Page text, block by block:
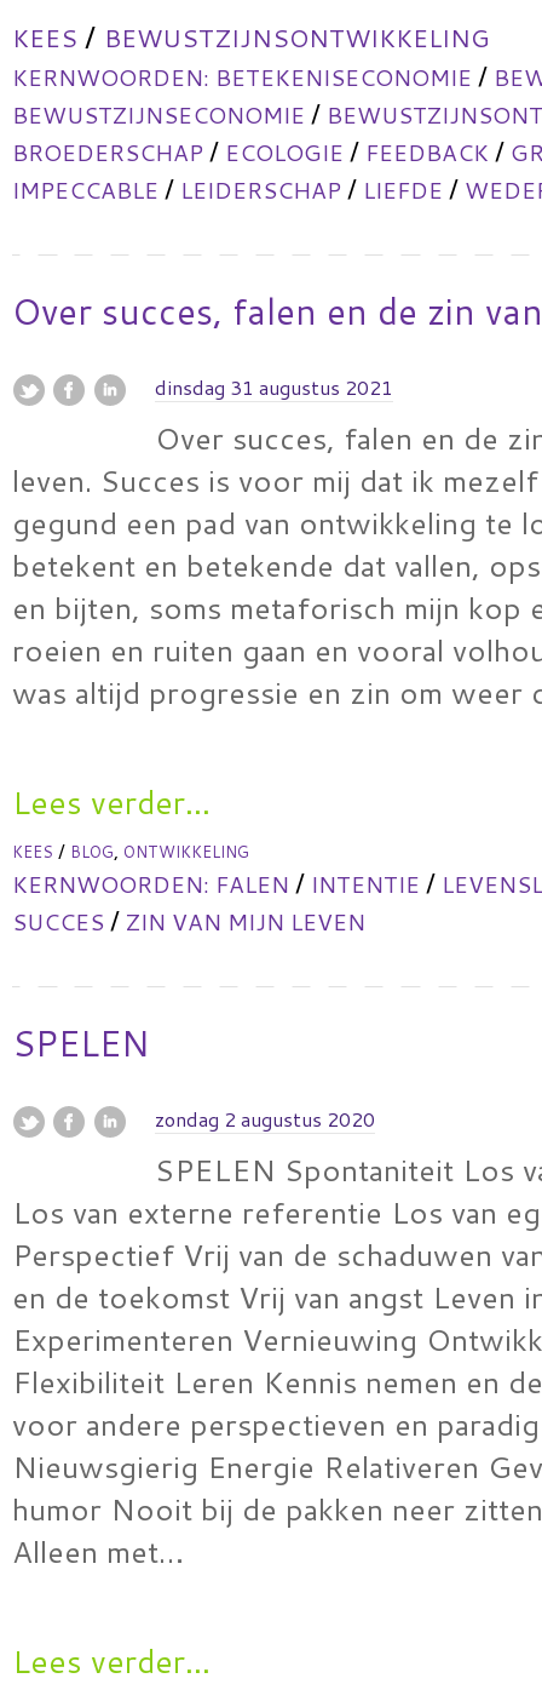
KEES / BEWUSTZIJNSONTWIKKELING
KERNWOORDEN: BETEKENISECONOMIE /
BEWUSTZIJNSECONOMIE /
BROEDERSCHAP / ECOLOGIE / FEEDBACK /
IMPECCABLE / LEIDERSCHAP / LIEFDE /
Over succes, falen en de zin
dinsdag 31 augustus 2021
Over succes, falen en de
leven. Succes is voor mij dat ik
gegund een pad van ontwikkeling te
betekent en betekende dat vallen,
en bijten, soms metaforisch mijn kop
roeien en ruiten gaan en vooral
was altijd progressie en zin om
Lees verder...
KEES / BLOG, ONTWIKKELING
KERNWOORDEN: FALEN / INTENTIE /
SUCCES / ZIN VAN MIJN LEVEN
SPELEN
zondag 2 augustus 2020
SPELEN Spontaniteit Los
Los van externe referentie Los van
Perspectief Vrij van de schaduwen
en de toekomst Vrij van angst Leven
Experimenteren Vernieuwing
Flexibiliteit Leren Kennis nemen en
voor andere perspectieven en
Nieuwsgierig Energie Relativeren
humor Nooit bij de pakken neer
Alleen met…
Lees verder...